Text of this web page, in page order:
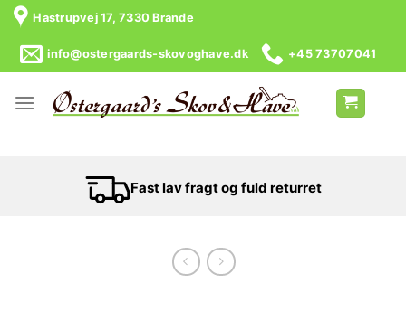
Skip
content
Hastrupvej 17, 7330 Brande
info@ostergaards-skovoghave.dk +45 73707041
Fast lav fragt og fuld returret